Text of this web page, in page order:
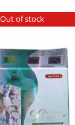
Out of stock